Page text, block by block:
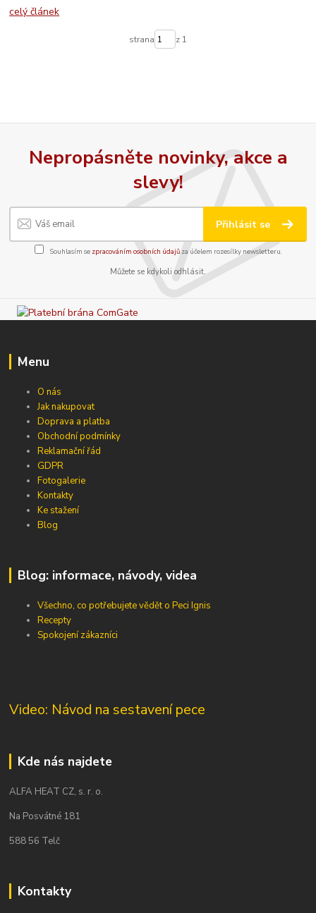
celý článek
strana z 1
Nepropásněte novinky, akce a
slevy!
Přihlásit se
Souhlasím se zpracováním osobních údajůza účelem rozesílky newsletteru.
Můžete se kdykoli odhlásit.
Menu
O nás
Jak nakupovat
Doprava a platba
Obchodní podmínky
Reklamační řád
GDPR
Fotogalerie
Kontakty
Ke stažení
Blog
Blog: informace, návody, videa
Všechno, co potřebujete vědět o Peci Ignis
Recepty
Spokojení zákazníci
Video: Návod na sestavení pece
Kde nás najdete
ALFA HEAT CZ, s. r. o.
Na Posvátné 181
588 56 Telč
Kontakty